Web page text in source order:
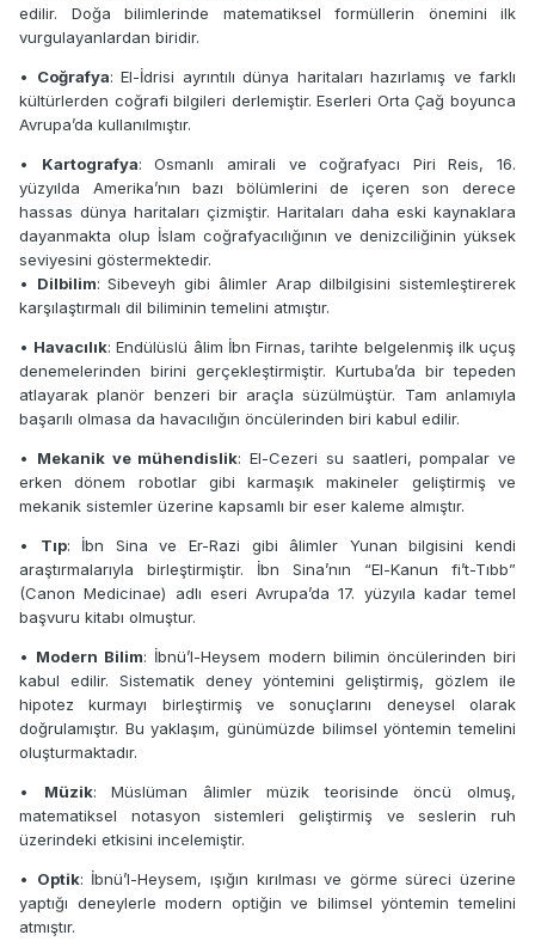
edilir. Doğa bilimlerinde matematiksel formüllerin önemini ilk
vurgulayanlardan biridir.
• Coğrafya: El-İdrisi ayrıntılı dünya haritaları hazırlamış ve farklı
kültürlerden coğrafi bilgileri derlemiştir. Eserleri Orta Çağ boyunca
Avrupa’da kullanılmıştır.
• Kartografya: Osmanlı amirali ve coğrafyacı Piri Reis, 16.
yüzyılda Amerika’nın bazı bölümlerini de içeren son derece
hassas dünya haritaları çizmiştir. Haritaları daha eski kaynaklara
dayanmakta olup İslam coğrafyacılığının ve denizciliğinin yüksek
seviyesini göstermektedir.
• Dilbilim: Sibeveyh gibi âlimler Arap dilbilgisini sistemleştirerek
karşılaştırmalı dil biliminin temelini atmıştır.
• Havacılık: Endülüslü âlim İbn Firnas, tarihte belgelenmiş ilk uçuş
denemelerinden birini gerçekleştirmiştir. Kurtuba’da bir tepeden
atlayarak planör benzeri bir araçla süzülmüştür. Tam anlamıyla
başarılı olmasa da havacılığın öncülerinden biri kabul edilir.
• Mekanik ve mühendislik: El-Cezeri su saatleri, pompalar ve
erken dönem robotlar gibi karmaşık makineler geliştirmiş ve
mekanik sistemler üzerine kapsamlı bir eser kaleme almıştır.
• Tıp: İbn Sina ve Er-Razi gibi âlimler Yunan bilgisini kendi
araştırmalarıyla birleştirmiştir. İbn Sina’nın “El-Kanun fi’t-Tıbb”
(Canon Medicinae) adlı eseri Avrupa’da 17. yüzyıla kadar temel
başvuru kitabı olmuştur.
• Modern Bilim: İbnü’l-Heysem modern bilimin öncülerinden biri
kabul edilir. Sistematik deney yöntemini geliştirmiş, gözlem ile
hipotez kurmayı birleştirmiş ve sonuçlarını deneysel olarak
doğrulamıştır. Bu yaklaşım, günümüzde bilimsel yöntemin temelini
oluşturmaktadır.
• Müzik: Müslüman âlimler müzik teorisinde öncü olmuş,
matematiksel notasyon sistemleri geliştirmiş ve seslerin ruh
üzerindeki etkisini incelemiştir.
• Optik: İbnü’l-Heysem, ışığın kırılması ve görme süreci üzerine
yaptığı deneylerle modern optiğin ve bilimsel yöntemin temelini
atmıştır.